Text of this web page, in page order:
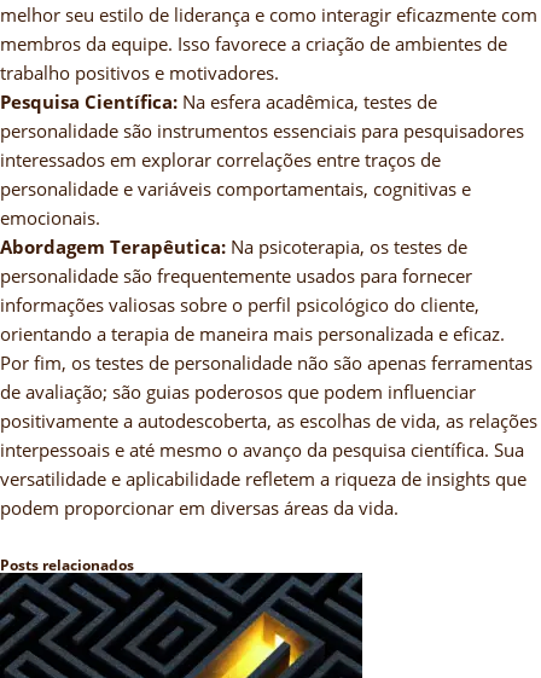
melhor seu estilo de liderança e como interagir eficazmente com
membros da equipe. Isso favorece a criação de ambientes de
trabalho positivos e motivadores.
Pesquisa Científica: Na esfera acadêmica, testes de
personalidade são instrumentos essenciais para pesquisadores
interessados em explorar correlações entre traços de
personalidade e variáveis comportamentais, cognitivas e
emocionais.
Abordagem Terapêutica: Na psicoterapia, os testes de
personalidade são frequentemente usados para fornecer
informações valiosas sobre o perfil psicológico do cliente,
orientando a terapia de maneira mais personalizada e eficaz.
Por fim, os testes de personalidade não são apenas ferramentas
de avaliação; são guias poderosos que podem influenciar
positivamente a autodescoberta, as escolhas de vida, as relações
interpessoais e até mesmo o avanço da pesquisa científica. Sua
versatilidade e aplicabilidade refletem a riqueza de insights que
podem proporcionar em diversas áreas da vida.
Posts relacionados